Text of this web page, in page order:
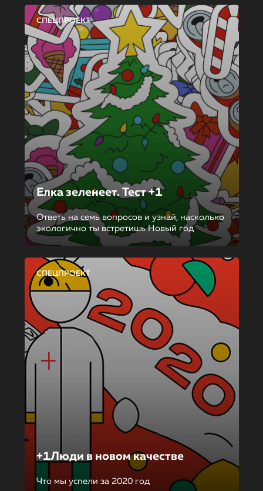
СПЕЦПРОЕКТ
Елка зеленеет. Тест +1
Ответь на семь вопросов и узнай, насколько
экологично ты встретишь Новый год
СПЕЦПРОЕКТ
+1Люди в новом качестве
Что мы успели за 2020 год